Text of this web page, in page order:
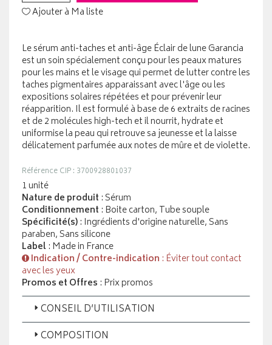
Ajouter à Ma liste
Le sérum anti-taches et anti-âge Éclair de lune Garancia
est un soin spécialement conçu pour les peaux matures
pour les mains et le visage qui permet de lutter contre les
taches pigmentaires apparaissant avec l'âge ou les
expositions solaires répétées et pour prévenir leur
réapparition. Il est formulé à base de 6 extraits de racines
et de 2 molécules high-tech et il nourrit, hydrate et
uniformise la peau qui retrouve sa jeunesse et la laisse
délicatement parfumée aux notes de mûre et de violette.
Référence CIP : 3700928801037
1 unité
Nature de produit : Sérum
Conditionnement : Boite carton, Tube souple
Spécificité(s): Ingrédients d'origine naturelle, Sans
paraben, Sans silicone
Label: Made in France
Indication / Contre-indication : Éviter tout contact
avec les yeux
Promos et Offres : Prix promos
CONSEIL D’UTILISATION
COMPOSITION